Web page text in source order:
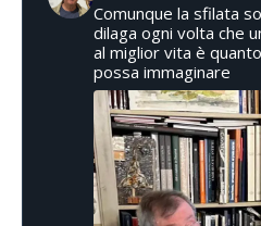
Comunque la sfilata
dilaga ogni volta che
al miglior vita è
possa immaginare